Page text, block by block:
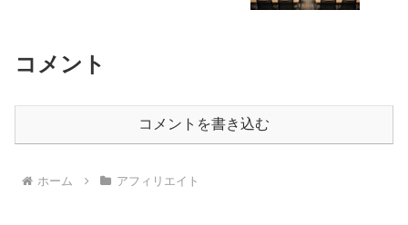
コメント
コメントを書き込む
ホーム アフィリエイト